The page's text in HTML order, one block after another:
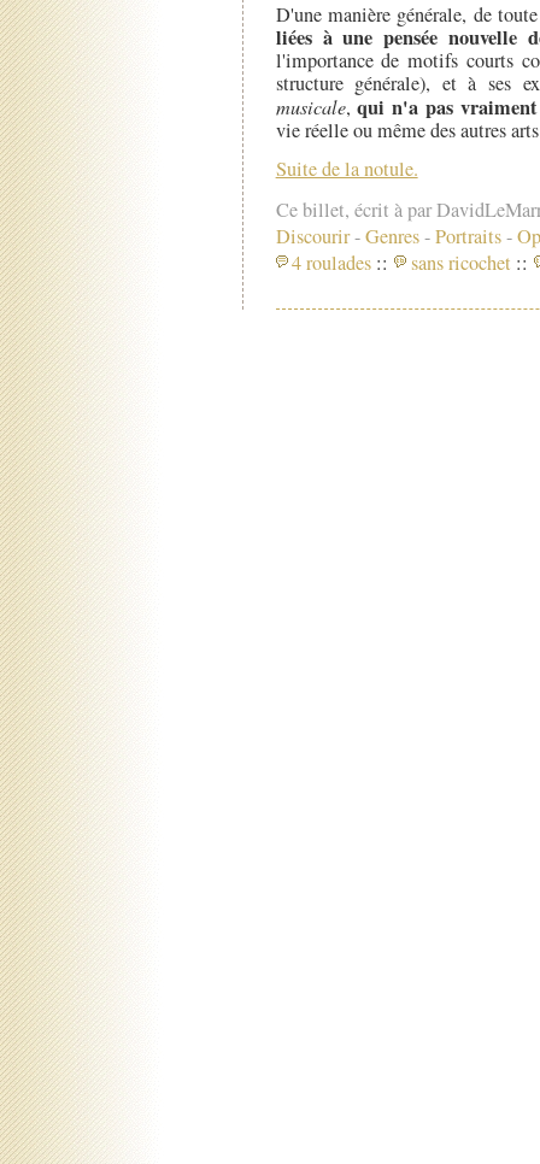
D'une manière générale, de
liées à une pensée nouvelle
l'importance de motifs courts
structure générale), et à ses
musicale,qui n'a pas
vie réelle ou même des autres
Suite de la notule.
Ce billet, écrit à par
Discourir-Genres-Portraits-
4 roulades :: sans ricochet ::